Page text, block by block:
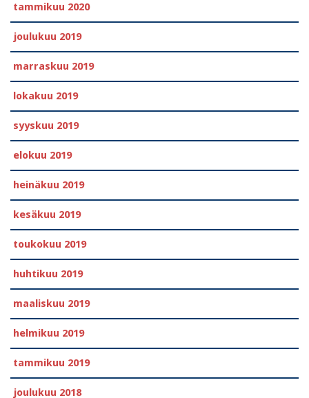
tammikuu 2020
joulukuu 2019
marraskuu 2019
lokakuu 2019
syyskuu 2019
elokuu 2019
heinäkuu 2019
kesäkuu 2019
toukokuu 2019
huhtikuu 2019
maaliskuu 2019
helmikuu 2019
tammikuu 2019
joulukuu 2018